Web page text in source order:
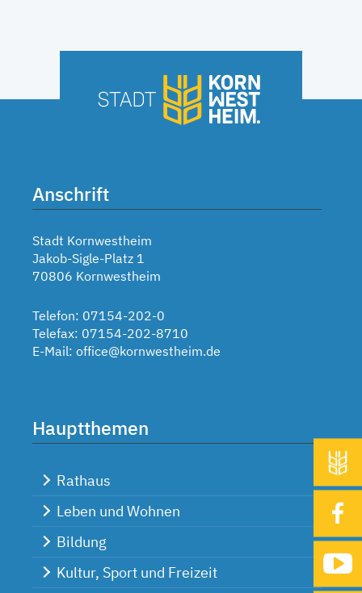
Anschrift
Stadt Kornwestheim
Jakob-Sigle-Platz 1
70806 Kornwestheim
Telefon: 07154-202-0
Telefax: 07154-202-8710
E-Mail: office@kornwestheim.de
Hauptthemen
Rathaus
Leben und Wohnen
Bildung
Kultur, Sport und Freizeit